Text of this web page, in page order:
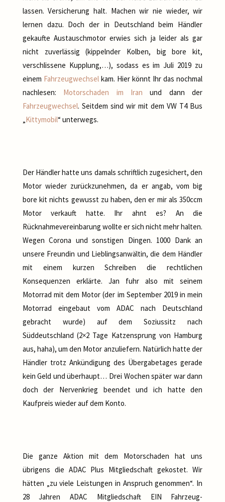
lassen. Versicherung halt. Machen wir nie wieder, wir
lernen dazu. Doch der in Deutschland beim Händler
gekaufte Austauschmotor erwies sich ja leider als gar
nicht zuverlässig (kippelnder Kolben, big bore kit,
verschlissene Kupplung,…), sodass es im Juli 2019 zu
einem Fahrzeugwechselkam. Hier könnt Ihr das nochmal
nachlesen: Motorschaden im Iran und dann der
Fahrzeugwechsel. Seitdem sind wir mit dem VW T4 Bus
„Kittymobil“ unterwegs.
Der Händler hatte uns damals schriftlich zugesichert, den
Motor wieder zurückzunehmen, da er angab, vom big
bore kit nichts gewusst zu haben, den er mir als 350ccm
Motor verkauft hatte. Ihr ahnt es? An die
Rücknahmevereinbarung wollte er sich nicht mehr halten.
Wegen Corona und sonstigen Dingen. 1000 Dank an
unsere Freundin und Lieblingsanwältin, die dem Händler
mit einem kurzen Schreiben die rechtlichen
Konsequenzen erklärte. Jan fuhr also mit seinem
Motorrad mit dem Motor (der im September 2019 in mein
Motorrad eingebaut vom ADAC nach Deutschland
gebracht wurde) auf dem Soziussitz nach
Süddeutschland (2×2 Tage Katzensprung von Hamburg
aus, haha), um den Motor anzuliefern. Natürlich hatte der
Händler trotz Ankündigung des Übergabetages gerade
kein Geld und überhaupt… Drei Wochen später war dann
doch der Nervenkrieg beendet und ich hatte den
Kaufpreis wieder auf dem Konto.
Die ganze Aktion mit dem Motorschaden hat uns
übrigens die ADAC Plus Mitgliedschaft gekostet. Wir
hätten „zu viele Leistungen in Anspruch genommen“. In
28 Jahren ADAC Mitgliedschaft EIN Fahrzeug-